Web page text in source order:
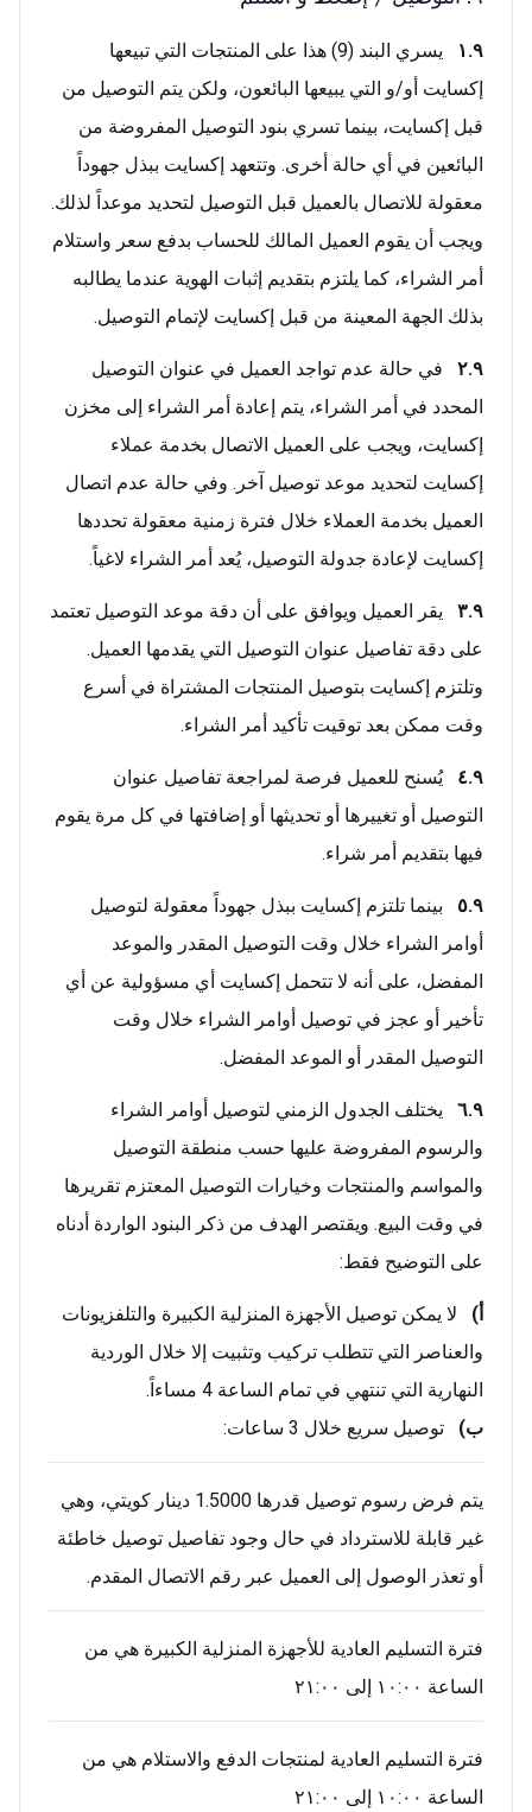
١.٩
يسري البند (9) هذا على المنتجات التي تبيعها
إكسايت أو/و التي يبيعها البائعون، ولكن يتم التوصيل من
قبل إكسايت، بينما تسري بنود التوصيل المفروضة من
البائعين في أي حالة أخرى. وتتعهد إكسايت ببذل جهوداً
معقولة للاتصال بالعميل قبل التوصيل لتحديد موعداً لذلك.
ويجب أن يقوم العميل المالك للحساب بدفع سعر واستلام
أمر الشراء، كما يلتزم بتقديم إثبات الهوية عندما يطالبه
بذلك الجهة المعينة من قبل إكسايت لإتمام التوصيل.
٢.٩
في حالة عدم تواجد العميل في عنوان التوصيل
المحدد في أمر الشراء، يتم إعادة أمر الشراء إلى مخزن
إكسايت، ويجب على العميل الاتصال بخدمة عملاء
إكسايت لتحديد موعد توصيل آخر. وفي حالة عدم اتصال
العميل بخدمة العملاء خلال فترة زمنية معقولة تحددها
إكسايت لإعادة جدولة التوصيل، يُعد أمر الشراء لاغياً.
٣.٩
يقر العميل ويوافق على أن دقة موعد التوصيل تعتمد
على دقة تفاصيل عنوان التوصيل التي يقدمها العميل.
وتلتزم إكسايت بتوصيل المنتجات المشتراة في أسرع
وقت ممكن بعد توقيت تأكيد أمر الشراء.
٤.٩
يُسنح للعميل فرصة لمراجعة تفاصيل عنوان
التوصيل أو تغييرها أو تحديثها أو إضافتها في كل مرة يقوم
فيها بتقديم أمر شراء.
٥.٩
بينما تلتزم إكسايت ببذل جهوداً معقولة لتوصيل
أوامر الشراء خلال وقت التوصيل المقدر والموعد
المفضل، على أنه لا تتحمل إكسايت أي مسؤولية عن أي
تأخير أو عجز في توصيل أوامر الشراء خلال وقت
التوصيل المقدر أو الموعد المفضل.
٦.٩
يختلف الجدول الزمني لتوصيل أوامر الشراء
والرسوم المفروضة عليها حسب منطقة التوصيل
والمواسم والمنتجات وخيارات التوصيل المعتزم تقريرها
في وقت البيع. ويقتصر الهدف من ذكر البنود الواردة أدناه
على التوضيح فقط:
أ‌)
لا يمكن توصيل الأجهزة المنزلية الكبيرة والتلفزيونات
والعناصر التي تتطلب تركيب وتثبيت إلا خلال الوردية
النهارية التي تنتهي في تمام الساعة 4 مساءاً.
ب)
توصيل سريع خلال 3 ساعات:
يتم فرض رسوم توصيل قدرها 1.5000 دينار كويتي، وهي
غير قابلة للاسترداد في حال وجود تفاصيل توصيل خاطئة
أو تعذر الوصول إلى العميل عبر رقم الاتصال المقدم.
فترة التسليم العادية للأجهزة المنزلية الكبيرة هي من
الساعة ١٠:٠٠ إلى ٢١:٠٠
فترة التسليم العادية لمنتجات الدفع والاستلام هي من
الساعة ١٠:٠٠ إلى ٢١:٠٠